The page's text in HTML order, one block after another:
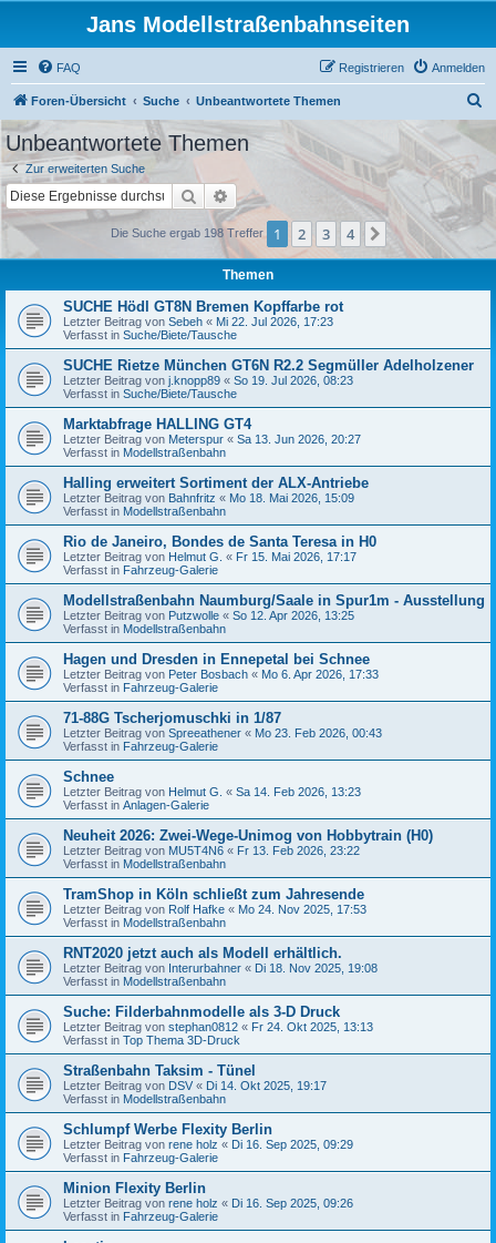
Jans Modellstraßenbahnseiten
FAQ Anmelden
Registrieren
Foren-Übersicht Suche Unbeantwortete Themen
c
h
Unbeantwortete Themen
Zur erweiterten Suche
Suche Erweiterte Suche
Die Suche ergab 198 Treffer 1 2 3 4 Nächste
Themen
SUCHE Hödl GT8N Bremen Kopffarbe rot
Letzter Beitrag von Sebeh « Mi 22. Jul 2026, 17:23
Verfasst in Suche/Biete/Tausche
SUCHE Rietze München GT6N R2.2 Segmüller Adelholzener
Letzter Beitrag von j.knopp89 « So 19. Jul 2026, 08:23
Verfasst in Suche/Biete/Tausche
Marktabfrage HALLING GT4
Letzter Beitrag von Meterspur « Sa 13. Jun 2026, 20:27
Verfasst in Modellstraßenbahn
Halling erweitert Sortiment der ALX-Antriebe
Letzter Beitrag von Bahnfritz « Mo 18. Mai 2026, 15:09
Verfasst in Modellstraßenbahn
Rio de Janeiro, Bondes de Santa Teresa in H0
Letzter Beitrag von Helmut G. « Fr 15. Mai 2026, 17:17
Verfasst in Fahrzeug-Galerie
Modellstraßenbahn Naumburg/Saale in Spur1m - Ausstellung
Letzter Beitrag von Putzwolle « So 12. Apr 2026, 13:25
Verfasst in Modellstraßenbahn
Hagen und Dresden in Ennepetal bei Schnee
Letzter Beitrag von Peter Bosbach « Mo 6. Apr 2026, 17:33
Verfasst in Fahrzeug-Galerie
71-88G Tscherjomuschki in 1/87
Letzter Beitrag von Spreeathener « Mo 23. Feb 2026, 00:43
Verfasst in Fahrzeug-Galerie
Schnee
Letzter Beitrag von Helmut G. « Sa 14. Feb 2026, 13:23
Verfasst in Anlagen-Galerie
Neuheit 2026: Zwei-Wege-Unimog von Hobbytrain (H0)
Letzter Beitrag von MU5T4N6 « Fr 13. Feb 2026, 23:22
Verfasst in Modellstraßenbahn
TramShop in Köln schließt zum Jahresende
Letzter Beitrag von Rolf Hafke « Mo 24. Nov 2025, 17:53
Verfasst in Modellstraßenbahn
RNT2020 jetzt auch als Modell erhältlich.
Letzter Beitrag von Interurbahner « Di 18. Nov 2025, 19:08
Verfasst in Modellstraßenbahn
Suche: Filderbahnmodelle als 3-D Druck
Letzter Beitrag von stephan0812 « Fr 24. Okt 2025, 13:13
Verfasst in Top Thema 3D-Druck
Straßenbahn Taksim - Tünel
Letzter Beitrag von DSV « Di 14. Okt 2025, 19:17
Verfasst in Modellstraßenbahn
Schlumpf Werbe Flexity Berlin
Letzter Beitrag von rene holz « Di 16. Sep 2025, 09:29
Verfasst in Fahrzeug-Galerie
Minion Flexity Berlin
Letzter Beitrag von rene holz « Di 16. Sep 2025, 09:26
Verfasst in Fahrzeug-Galerie